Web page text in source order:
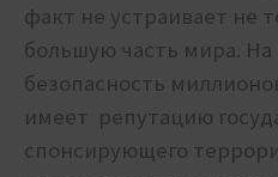
факт не устраивает не
большую часть мира. На
безопасность
имеет репутацию
спонсирующего